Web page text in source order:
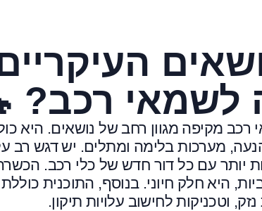
לשמאי רכב?
מקיפה מגוון רחב של נושאים. היא
מערכות בלימה ומתלים. יש דגש רב
יותר עם כל דור חדש של כלי רכב.
היא חלק חיוני. בנוסף, התוכנית
וטכניקות לחישוב עלויות תיקון.